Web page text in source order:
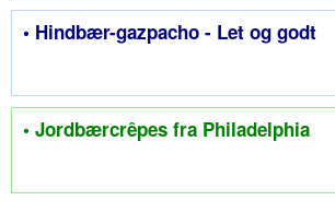
• Hindbær-gazpacho - Let og godt
• Jordbærcrêpes fra Philadelphia